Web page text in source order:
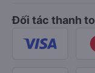
Đối tác thanh